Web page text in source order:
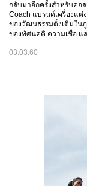
กลับมาอีกครั้งสำหรับคอ
Coach แบรนด์เครื่องแต่
ของวัฒนธรรมดั้งเดิมใน
ของทัศนคติ ความเชื่อ แ
03.03.60